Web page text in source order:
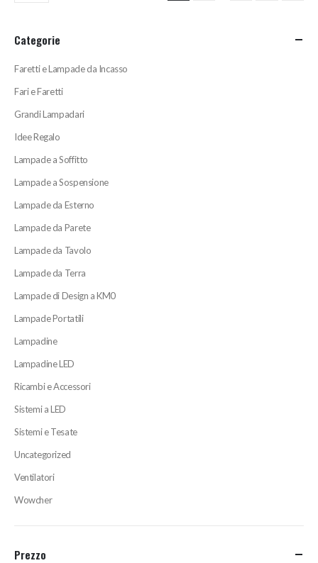
Categorie
Faretti e Lampade da Incasso
Fari e Faretti
Grandi Lampadari
Idee Regalo
Lampade a Soffitto
Lampade a Sospensione
Lampade da Esterno
Lampade da Parete
Lampade da Tavolo
Lampade da Terra
Lampade di Design a KM0
Lampade Portatili
Lampadine
Lampadine LED
Ricambi e Accessori
Sistemi a LED
Sistemi e Tesate
Uncategorized
Ventilatori
Wowcher
Prezzo